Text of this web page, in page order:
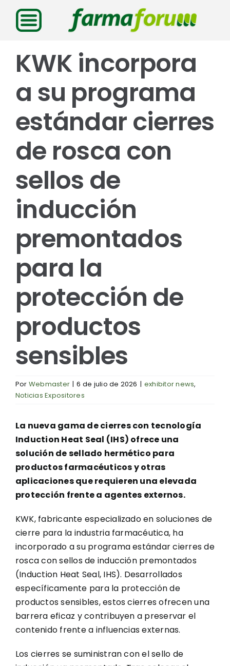
Saltar
contenido
KWK incorpora
a su programa
estándar cierres
de rosca con
sellos de
inducción
premontados
para la
protección de
productos
sensibles
Por Webmaster | 6 de julio de 2026 | exhibitor news,
Noticias Expositores
La nueva gama de cierres con tecnología
Induction Heat Seal (IHS) ofrece una
solución de sellado hermético para
productos farmacéuticos y otras
aplicaciones que requieren una elevada
protección frente a agentes externos.
KWK, fabricante especializado en soluciones de
cierre para la industria farmacéutica, ha
incorporado a su programa estándar cierres de
rosca con sellos de inducción premontados
(Induction Heat Seal, IHS). Desarrollados
específicamente para la protección de
productos sensibles, estos cierres ofrecen una
barrera eficaz y contribuyen a preservar el
contenido frente a influencias externas.
Los cierres se suministran con el sello de